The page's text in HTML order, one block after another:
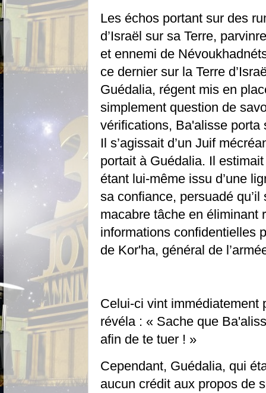
Les échos portant sur des
d’Israël sur sa Terre,
et ennemi de
ce dernier sur la Terre
Guédalia, régent mis en
simplement question de
vérifications, Ba'alisse
Il s’agissait d’un Juif
portait à Guédalia. Il
étant lui-même issu d’une
sa confiance, persuadé
macabre tâche en éliminant
informations confidentielles
de Kor'ha, général de
Celui-ci vint immédiatement
révéla : « Sache que
afin de te tuer ! »
Cependant, Guédalia, qui
aucun crédit aux propos de